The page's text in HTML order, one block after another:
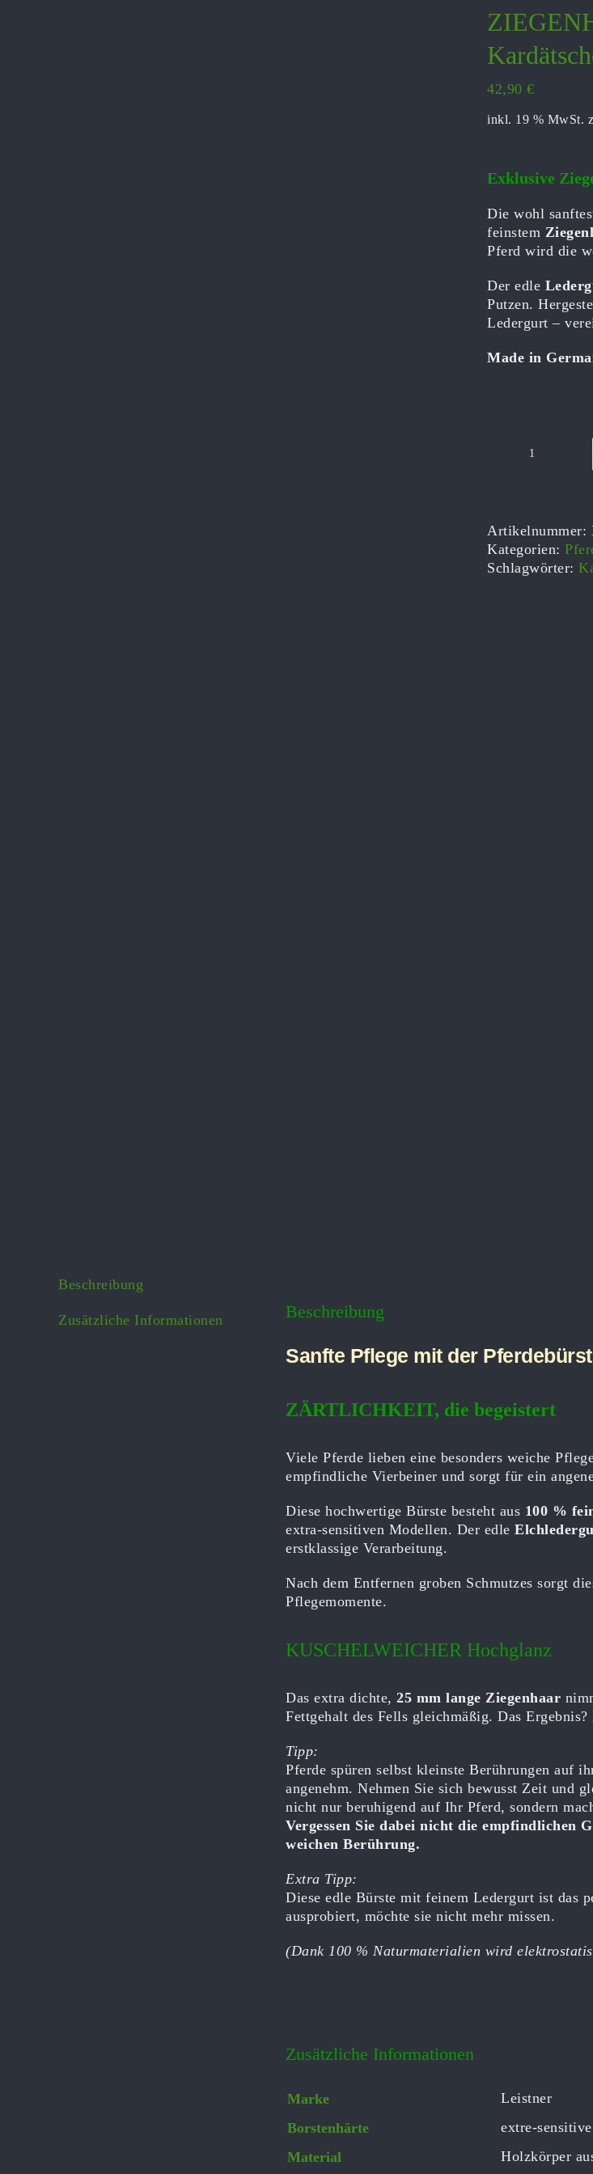
42,90 €
inkl. 19 % MwSt.
Exklusive
Die wohl
feinstem
Pferd wird die
Der edle
Putzen.
Ledergurt –
Made in
Menge
Artikelnummer:
Kategorien:
Schlagwörter:
Beschreibung
Zusätzliche Informationen Beschreibung
Sanfte Pflege mit der
ZÄRTLICHKEIT, die begeistert
Viele Pferde lieben eine besonders weiche
empfindliche Vierbeiner und sorgt für ein
Diese hochwertige Bürste besteht aus 100 %
extra-sensitiven Modellen. Der edle
erstklassige Verarbeitung.
Nach dem Entfernen groben Schmutzes sorgt
Pflegemomente.
KUSCHELWEICHER Hochglanz
Das extra dichte, 25 mm lange Ziegenhaar
Fettgehalt des Fells gleichmäßig. Das
Tipp:
Pferde spüren selbst kleinste Berührungen auf
angenehm. Nehmen Sie sich bewusst Zeit und
nicht nur beruhigend auf Ihr Pferd, sondern
Vergessen Sie dabei nicht die empfindlichen
weichen Berührung.
Extra Tipp:
Diese edle Bürste mit feinem Ledergurt ist das
ausprobiert, möchte sie nicht mehr missen.
(Dank 100 % Naturmaterialien wird
Zusätzliche Informationen
Marke
Leistner
Borstenhärte
extre-
Material
Holzkörper